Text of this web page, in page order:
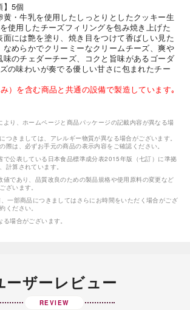
】5個
・牛乳を使用したしっとりとしたクッキー生
使用したチーズフィリングを包み焼き上げた
には艶を塗り、焼き目をつけて香ばしい見た
なめらかでクリーミーなクリームチーズ、爽や
のチェダーチーズ、コクと旨味があるゴーダ
の味わいが奏でる優しい甘さに包まれたチー
）を含む商品と共通の設備で製造しています｡
より、ホームページと商品パッケージの記載内容が異なる場
つきましては、アレルギー物質が異なる場合がございます。
際は、必ずお手元の商品の表示内容をご確認ください。
で公表している日本食品標準成分表2015年版（七訂）に準拠
計算されています。
値であり、品質改良のための製品規格や使用原料の変更など
ざいます。
一部商品につきましてはさらにお時間をいただく場合がござ
ください。
場合がございます。
ーザーレビュー
REVIEW